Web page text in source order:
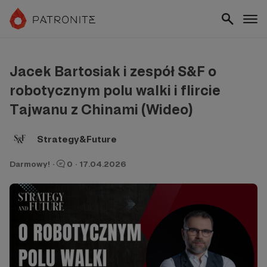
Jacek Bartosiak i zespół S&F o
robotycznym polu walki i flircie
Tajwanu z Chinami (Wideo)
Strategy&Future
Darmowy! · 0 · 17.04.2026